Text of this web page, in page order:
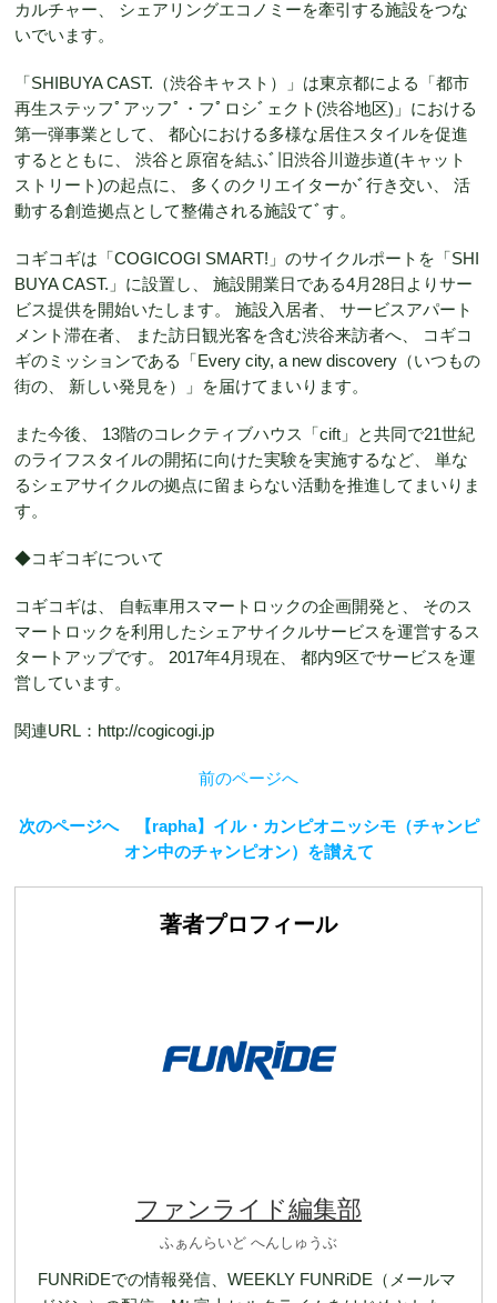
カルチャー、 シェアリングエコノミーを牽引する施設をつな
いでいます。
「SHIBUYA CAST.（渋谷キャスト）」は東京都による「都市
再生ステッフﾟアッフﾟ・フﾟロシﾞェクト(渋谷地区)」における
第一弾事業として、 都心における多様な居住スタイルを促進
するとともに、 渋谷と原宿を結ふﾞ旧渋谷川遊歩道(キャット
ストリート)の起点に、 多くのクリエイターかﾞ行き交い、 活
動する創造拠点として整備される施設てﾞす。
コギコギは「COGICOGI SMART!」のサイクルポートを「SHI
BUYA CAST.」に設置し、 施設開業日である4月28日よりサー
ビス提供を開始いたします。 施設入居者、 サービスアパート
メント滞在者、 また訪日観光客を含む渋谷来訪者へ、 コギコ
ギのミッションである「Every city, a new discovery（いつもの
街の、 新しい発見を）」を届けてまいります。
また今後、 13階のコレクティブハウス「cift」と共同で21世紀
のライフスタイルの開拓に向けた実験を実施するなど、 単な
るシェアサイクルの拠点に留まらない活動を推進してまいりま
す。
◆コギコギについて
コギコギは、 自転車用スマートロックの企画開発と、 そのス
マートロックを利用したシェアサイクルサービスを運営するス
タートアップです。 2017年4月現在、 都内9区でサービスを運
営しています。
関連URL：http://cogicogi.jp
前のページへ
次のページへ 【rapha】イル・カンピオニッシモ（チャンピ
オン中のチャンピオン）を讃えて
著者プロフィール
ファンライド編集部
ふぁんらいど へんしゅうぶ
FUNRiDEでの情報発信、WEEKLY FUNRiDE（メールマ